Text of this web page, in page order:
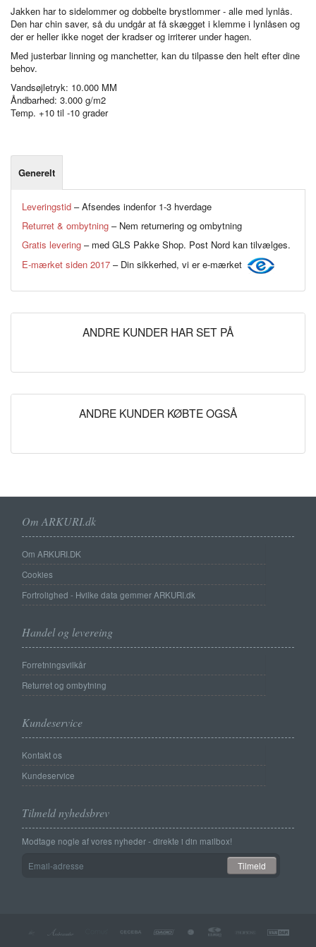
Jakken har to sidelommer og dobbelte brystlommer - alle med lynlås.
Den har chin saver, så du undgår at få skægget i klemme i lynlåsen og
der er heller ikke noget der kradser og irriterer under hagen.
Med justerbar linning og manchetter, kan du tilpasse den helt efter dine
behov.
Vandsøjletryk: 10.000 MM
Åndbarhed: 3.000 g/m2
Temp. +10 til -10 grader
Generelt
Leveringstid – Afsendes indenfor 1-3 hverdage
Returret & ombytning – Nem returnering og ombytning
Gratis levering – med GLS Pakke Shop. Post Nord kan tilvælges.
E-mærket siden 2017 – Din sikkerhed, vi er e-mærket
ANDRE KUNDER HAR SET PÅ
ANDRE KUNDER KØBTE OGSÅ
Om ARKURI.dk
Om ARKURI.DK
Cookies
Fortrolighed - Hvilke data gemmer ARKURI.dk
Handel og levereing
Forretningsvilkår
Returret og ombytning
Kundeservice
Kontakt os
Kundeservice
Tilmeld nyhedsbrev
Modtage nogle af vores nyheder - direkte i din mailbox!
adresse
Tilmeld